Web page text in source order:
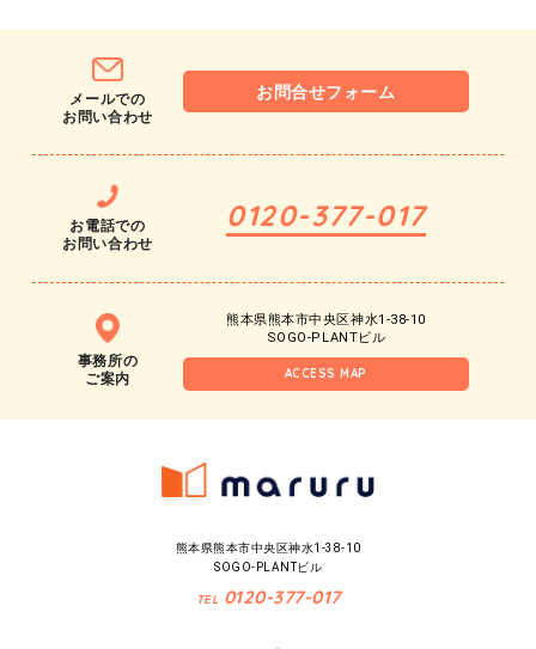
メールでの
お問い合わせ
お問合せフォーム
お電話での
お問い合わせ
0120-377-017
事務所の
ご案内
ACCESS MAP
熊本県熊本市中央区神水1-38-10
SOGO-PLANTビル
熊本県熊本市中央区神水1-38-10
SOGO-PLANTビル
TEL 0120-377-017